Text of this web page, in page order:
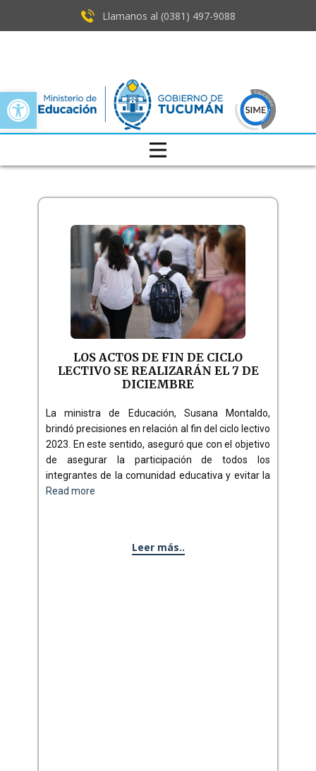
Open toolbar
Llamanos al (0381) ​497-9088
LOS ACTOS DE FIN DE CICLO
LECTIVO SE REALIZARÁN EL 7 DE
DICIEMBRE
La ministra de Educación, Susana Montaldo,
brindó precisiones en relación al fin del ciclo lectivo
2023. En este sentido, aseguró que con el objetivo
de asegurar la participación de todos los
integrantes de la comunidad educativa y evitar la
Read more
Leer más..